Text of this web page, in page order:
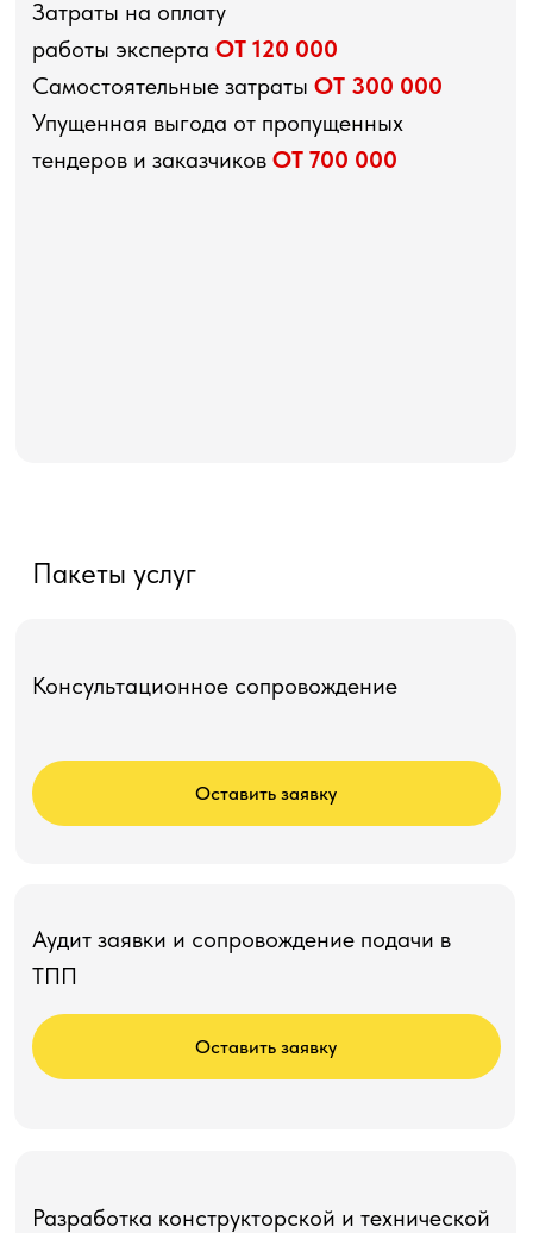
Затраты на оплату
работы эксперта ОТ 120 000
Самостоятельные затраты ОТ 300 000
Упущенная выгода от пропущенных
тендеров и заказчиков ОТ 700 000
Пакеты услуг
Оставить заявку
Консультационное сопровождение
Разработка конструкторской и технической
Аудит заявки и сопровождение подачи в
ТПП
Оставить заявку